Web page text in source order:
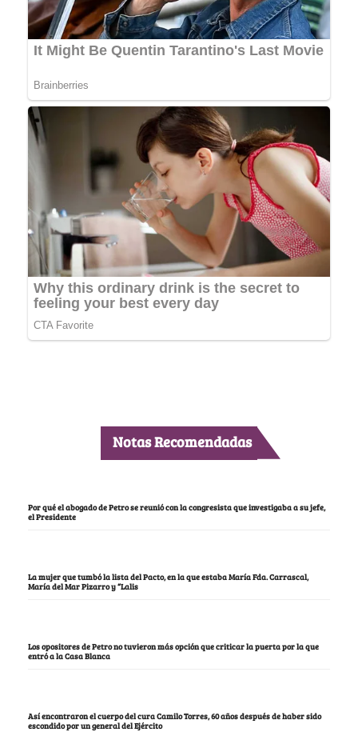
Notas Recomendadas
Por qué el abogado de Petro se reunió con la congresista que investigaba a su jefe,
el Presidente
La mujer que tumbó la lista del Pacto, en la que estaba María Fda. Carrascal,
María del Mar Pizarro y “Lalis
Los opositores de Petro no tuvieron más opción que criticar la puerta por la que
entró a la Casa Blanca
Así encontraron el cuerpo del cura Camilo Torres, 60 años después de haber sido
escondido por un general del Ejército